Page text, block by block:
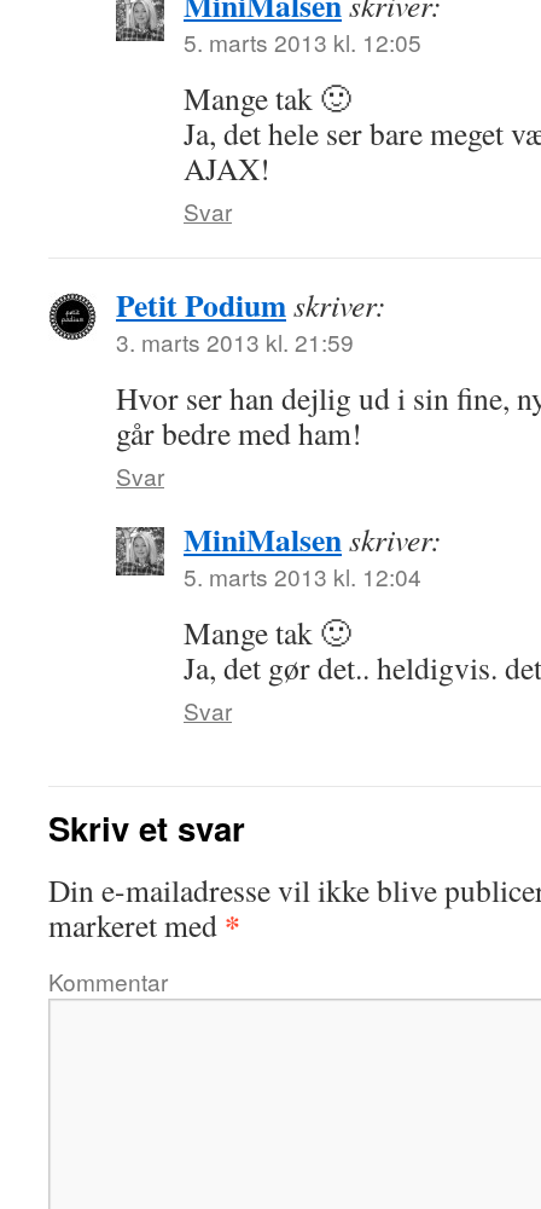
5. marts 2013 kl. 12:05
Mange tak 🙂
Ja, det hele ser bare meget
AJAX!
Svar
Petit Podiumskriver:
3. marts 2013 kl. 21:59
Hvor ser han dejlig ud i sin fine,
går bedre med ham!
Svar
MiniMalsenskriver:
5. marts 2013 kl. 12:04
Mange tak 🙂
Ja, det gør det.. heldigvis.
Svar
Skriv et svar
Din e-mailadresse vil ikke blive
markeret med *
Kommentar